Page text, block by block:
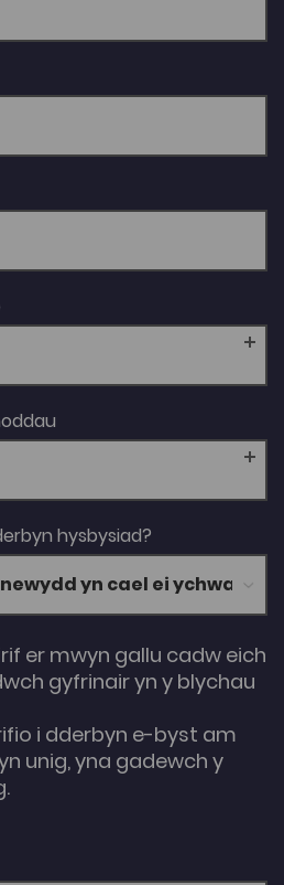
hysbysiad?
er mwyn gallu cadw eich
gyfrinair yn y blychau
i dderbyn e-byst am
unig, yna gadewch y